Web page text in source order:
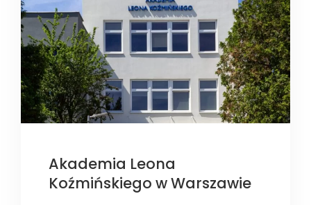
Akademia Leona
Koźmińskiego w Warszawie